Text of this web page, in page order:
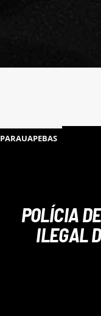
PARAUAPEBAS
POLÍCIA
ILEGAL